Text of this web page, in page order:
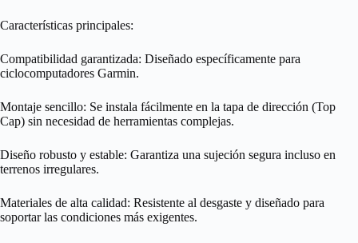
Características principales:
Compatibilidad garantizada: Diseñado específicamente para
ciclocomputadores Garmin.
Montaje sencillo: Se instala fácilmente en la tapa de dirección (Top
Cap) sin necesidad de herramientas complejas.
Diseño robusto y estable: Garantiza una sujeción segura incluso en
terrenos irregulares.
Materiales de alta calidad: Resistente al desgaste y diseñado para
soportar las condiciones más exigentes.